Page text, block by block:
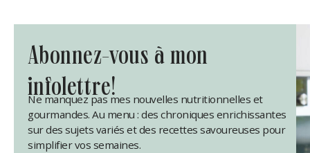
abonnez-vous à mon
infolettre!
Ne manquez pas mes nouvelles nutritionnelles et
gourmandes. Au menu : des chroniques enrichissantes
sur des sujets variés et des recettes savoureuses pour
simplifier vos semaines.